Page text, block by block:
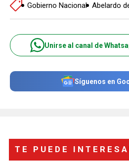
Gobierno Nacional Abelardo
Unirse al canal de
Síguenos en
TE PUEDE